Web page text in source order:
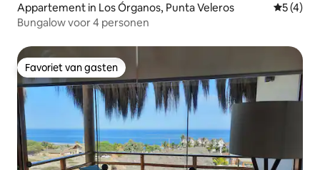
Appartement in Los Órganos, Punta Veleros
5 (4)
Bungalow voor 4 personen
Favoriet van gasten
Favoriet van gasten